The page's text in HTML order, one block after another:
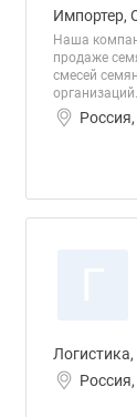
Импортер,
Наша
продаже
смесей